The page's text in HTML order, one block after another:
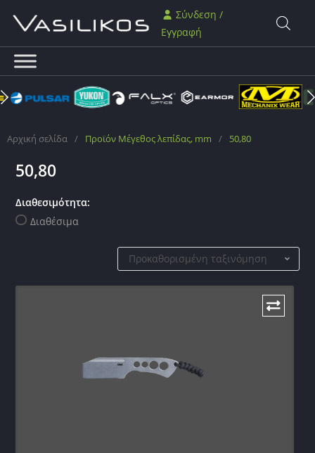
Σύνδεση /
Εγγραφή
Αρχική σελίδα / Προϊόν Μέγεθος λεπίδας, mm / 50,80
50,80
Διαθεσιμότητα:
Διαθέσιμα
Προκαθορισμένη ταξινόμηση